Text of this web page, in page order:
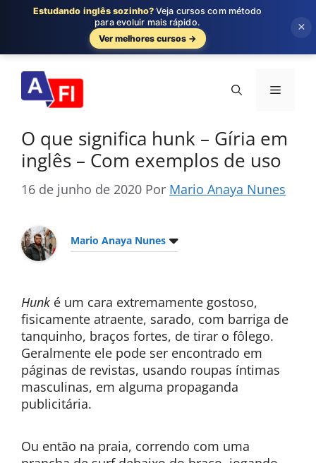
para
conteúdo
Menu
O que significa hunk – Gíria em
inglês – Com exemplos de uso
16 de junho de 2020 Por Mario Anaya Nunes
Mario Anaya Nunes
Hunk é um cara extremamente gostoso,
fisicamente atraente, sarado, com barriga de
tanquinho, braços fortes, de tirar o fôlego.
Geralmente ele pode ser encontrado em
páginas de revistas, usando roupas íntimas
masculinas, em alguma propaganda
publicitária.
Ou então na praia, correndo com uma
Estudando inglês sozinho? Veja cursos com método
para evoluir mais rápido.
Ver melhores cursos →
×